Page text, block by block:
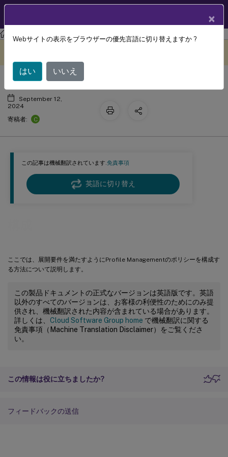
Profile Management Profile Management 2311
この記事は機械翻訳されています.免責事項
英語に切り替え
ここでは、展開要件を満たすようにProfile Managementのポリシーを構成す
る方法について説明します。
この製品ドキュメントの正式なバージョンは英語版です。英語
以外のすべてのバージョンは、お客様の利便性のためにのみ提
供され、機械翻訳された内容が含まれている場合があります。
詳しくは、 Cloud Software Group home で機械翻訳に関する
免責事項（Machine Translation Disclaimer）をご覧くださ
い。
この情報は役に立ちましたか?
フィードバックの送信
構成
September 12,
2024
寄稿者:
C
×
Webサイトの表示をブラウザーの優先言語に切り替えますか ?
はい いいえ